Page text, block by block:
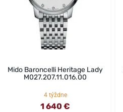
Mido Baroncelli Heritage Lady
M027.207.11.016.00
4 týždne
1 640 €